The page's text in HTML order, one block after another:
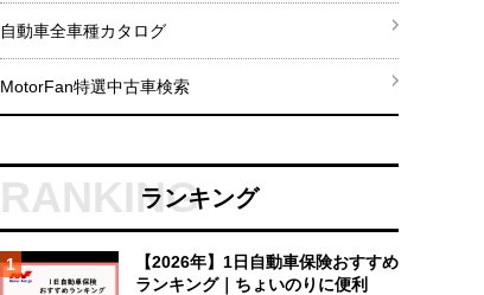
自動車全車種カタログ
MotorFan特選中古車検索
ランキング
1
【2026年】1日自動車保険おすすめ
ランキング｜ちょいのりに便利